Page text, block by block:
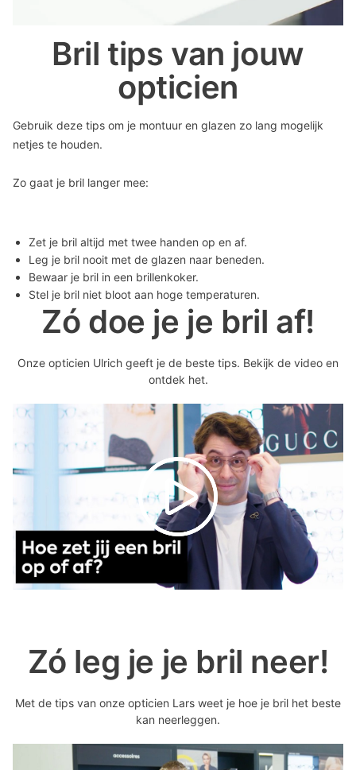
Bril tips van jouw
opticien
Gebruik deze tips om je montuur en glazen zo lang mogelijk
netjes te houden.
Zo gaat je bril langer mee:
Zet je bril altijd met twee handen op en af.
Leg je bril nooit met de glazen naar beneden.
Bewaar je bril in een brillenkoker.
Stel je bril niet bloot aan hoge temperaturen.
Zó doe je je bril af!
Onze opticien Ulrich geeft je de beste tips. Bekijk de video en
ontdek het.
Zó leg je je bril neer!
Met de tips van onze opticien Lars weet je hoe je bril het beste
kan neerleggen.